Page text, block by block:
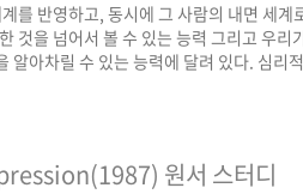
를 반영하고, 동시에 그 사람의 내면 세계
것을 넘어서 볼 수 있는 능력 그리고 우리
알아차릴 수 있는 능력에 달려 있다. 심리
원서 스터디